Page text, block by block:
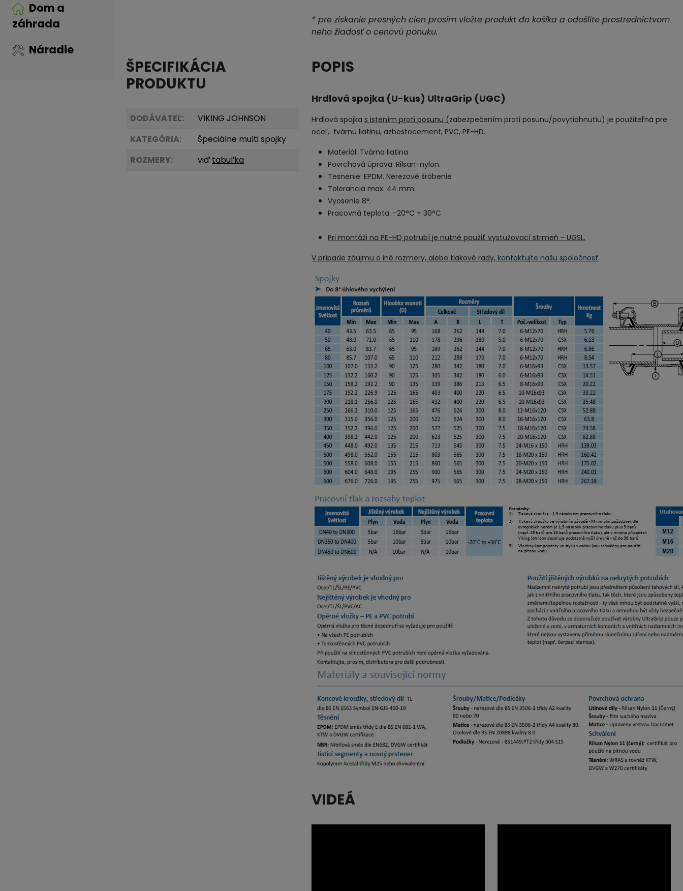
Dom a
záhrada
Náradie
* pre získanie presných cien prosím vložte produkt do košíka a odošlite prostredníctvom
neho žiadosť o cenovú ponuku.
ŠPECIFIKÁCIA
PRODUKTU
DODÁVATEĽ:
VIKING JOHNSON
KATEGÓRIA:
Špeciálne multi spojky
ROZMERY:
viď tabuľka
POPIS
Hrdlová spojka (U-kus) UltraGrip (UGC)
Hrdlová spojka s istením proti posunu (zabezpečením proti posunu/povytiahnutiu) je použiteľná pre
oceľ, tvárnu liatinu, azbestocement, PVC, PE-HD.
Materiál: Tvárna liatina
Povrchová úprava: Rilsan-nylon.
Tesnenie: EPDM. Nerezové šróbenie
Tolerancia max. 44 mm.
Vyosenie 8°.
Pracovná teplota: -20°C + 30°C
Pri montáži na PE-HD potrubí je nutné použiť vystužovací strmeň - UGSL.
V prípade záujmu o iné rozmery, alebo tlakové rady,kontaktujte našu spoločnosť
VIDEÁ